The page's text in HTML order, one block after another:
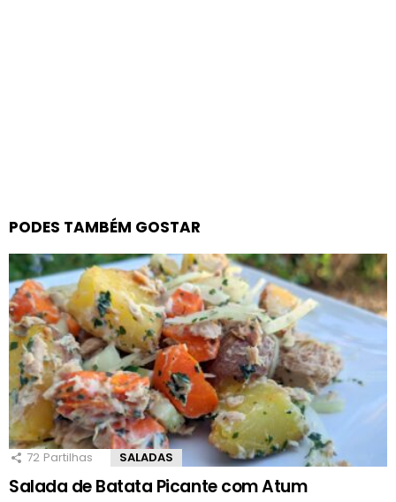
PODES TAMBÉM GOSTAR
72 Partilhas SALADAS
Salada de Batata Picante com Atum